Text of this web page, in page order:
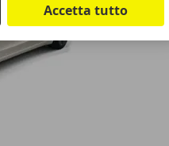
Accetta tutto